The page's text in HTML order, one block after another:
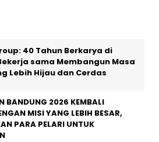
40 Tahun Berkarya di
sama Membangun Masa
Lebih Hijau dan Cerdas
BANDUNG 2026 KEMBALI
MISI YANG LEBIH BESAR,
PARA PELARI UNTUK